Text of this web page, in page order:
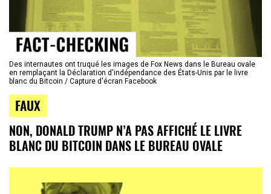
Des internautes ont truqué les images de Fox News dans le Bureau ovale
en remplaçant la Déclaration d'indépendance des États-Unis par le livre
blanc du Bitcoin / Capture d'écran Facebook
FAUX
NON, DONALD TRUMP N’A PAS AFFICHÉ LE LIVRE
BLANC DU BITCOIN DANS LE BUREAU OVALE